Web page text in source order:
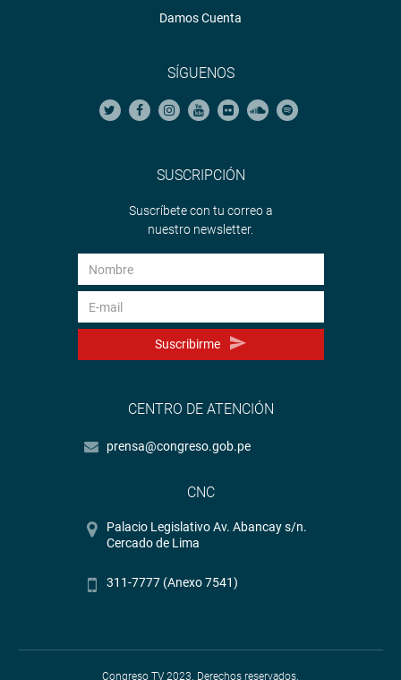
Damos Cuenta
SÍGUENOS
SUSCRIPCIÓN
Suscríbete con tu correo a
nuestro newsletter.
Suscribirme
CENTRO DE ATENCIÓN
prensa@congreso.gob.pe
CNC
Palacio Legislativo Av. Abancay s/n.
Cercado de Lima
311-7777 (Anexo 7541)
Congreso TV 2023. Derechos reservados.